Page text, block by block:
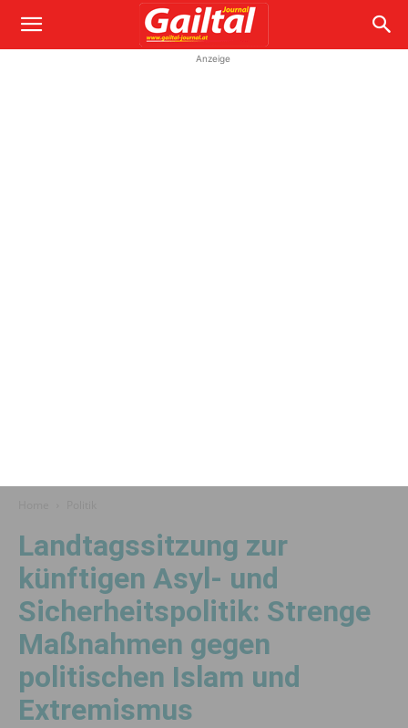
Anzeige
Landtagssitzung zur
künftigen Asyl- und
Sicherheitspolitik: Strenge
Maßnahmen gegen
politischen Islam und
Extremismus